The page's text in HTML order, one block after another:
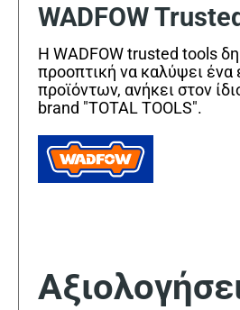
WADFOW
Η WADFOW trusted tools
προοπτική να καλύψει
προϊόντων, ανήκει στον
brand "TOTAL TOOLS".